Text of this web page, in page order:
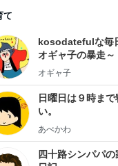
て
kosodatefulな毎
オギャ子の暴走～
オギャ子
日曜日は９時まで
い。
あべかわ
四十路シンパパの